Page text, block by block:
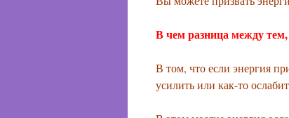
В чем разница между
В том, что если энергия
усилить или как-то